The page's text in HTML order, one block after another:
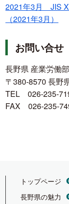
2021年3月 JIS X
（2021年3月）
お問い合せ
長野県 産業労働部
〒380-8570 長野
TEL 026-235-
FAX 026-235-
トップページ
長野県の魅力